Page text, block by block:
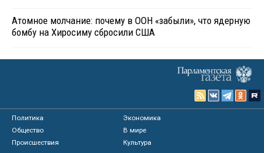
Атомное молчание: почему в ООН «забыли», что ядерную
бомбу на Хиросиму сбросили США
Политика
Экономика
Общество
В мире
Происшествия
Культура